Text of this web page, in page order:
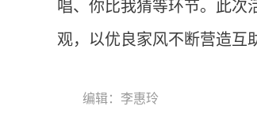
唱、你比我猜等环节。此次
观，以优良家风不断营造互
编辑：李惠玲